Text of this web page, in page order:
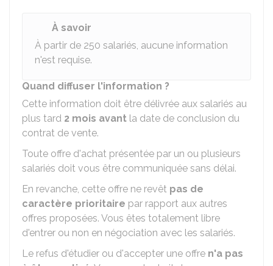
À savoir
À partir de 250 salariés, aucune information
n'est requise.
Quand diffuser l'information ?
Cette information doit être délivrée aux salariés au
plus tard 2 mois avant la date de conclusion du
contrat de vente.
Toute offre d'achat présentée par un ou plusieurs
salariés doit vous être communiquée sans délai.
En revanche, cette offre ne revêt pas de
caractère prioritaire par rapport aux autres
offres proposées. Vous êtes totalement libre
d'entrer ou non en négociation avec les salariés.
Le refus d'étudier ou d'accepter une offre n'a pas